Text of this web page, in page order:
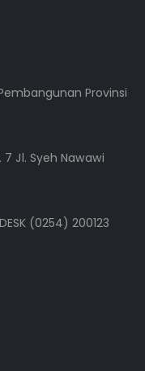
Provinsi
7 Jl. Syeh Nawawi
(0254) 200123